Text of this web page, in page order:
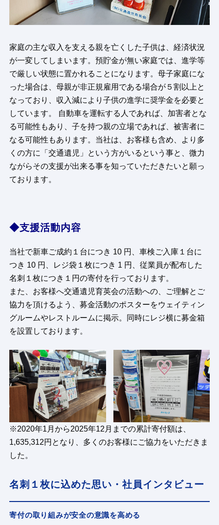
家庭の主な収入を支える親を亡くした子供は、経済状況
が一変してしまいます。預貯金が無い家庭では、進学等
で厳しい状態に置かれることになります。母子家庭にな
った場合は、母親が非正規雇用である場合が５割以上と
なっており、収入減により子供の進学に奨学金を必要と
しています。 自動車を運転する人であれば、加害者とな
る可能性もあり、子を持つ親の立場であれば、被害者に
なる可能性もあります。当社は、お客様も含め、より多
くの方に「交通遺児」という方がいるという事と、微力
ながらその支援が出来る事を知っていただきたいと願っ
ております。
◆支援活動内容
当社で新車ご成約１台につき 10 円、車検ご入庫１台に
つき 10 円、レジ袋１枚につき 1 円、従業員が配布した
名刺１枚につき１円の寄付を行っております。
また、お客様へ交通遺児育英会の活動への、ご理解とご
協力を頂けるよう、募金活動のポスターをウェイティン
グルームやレストルームに掲示。同時にレジ横に募金箱
を設置しております。
※2020年1月から2025年12月までの累計寄付額は、
1,635,312円となり、多くのお客様にご協力をいただきま
した。
名刺１枚に込めた思い・社員インタビュー
寄付の取り組みが安全の意識を高める